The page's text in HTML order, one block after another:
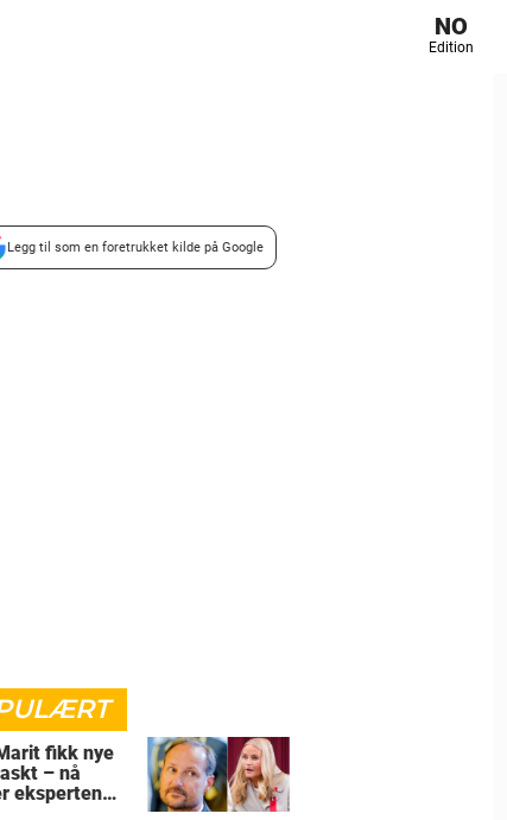
NO
Edition
Legg til som en foretrukket kilde på Google
fikk nye
– nå
eksperten